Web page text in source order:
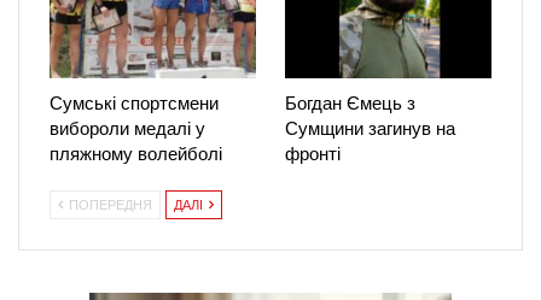
Сумські спортсмени
вибороли медалі у
пляжному волейболі
Богдан Ємець з
Сумщини загинув на
фронті
ПОПЕРЕДНЯ ДАЛІ